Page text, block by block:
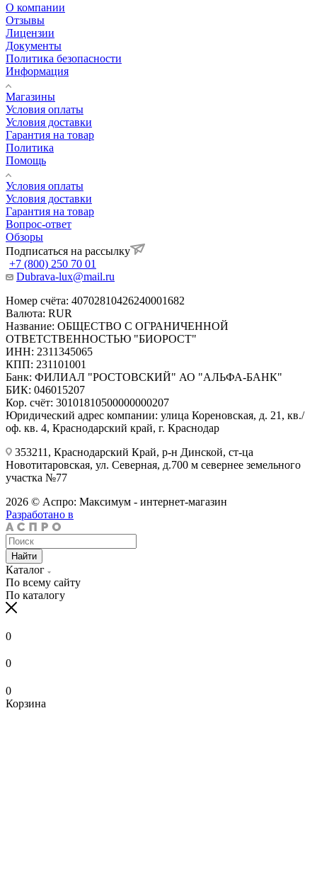
О компании
Отзывы
Лицензии
Документы
Политика безопасности
Информация
Магазины
Условия оплаты
Условия доставки
Гарантия на товар
Политика
Помощь
Условия оплаты
Условия доставки
Гарантия на товар
Вопрос-ответ
Обзоры
Подписаться на рассылку
+7 (800) 250 70 01
Dubrava-lux@mail.ru
Номер счёта: 40702810426240001682
Валюта: RUR
Название: ОБЩЕСТВО С ОГРАНИЧЕННОЙ
ОТВЕТСТВЕННОСТЬЮ "БИОРОСТ"
ИНН: 2311345065
КПП: 231101001
Банк: ФИЛИАЛ "РОСТОВСКИЙ" АО "АЛЬФА-БАНК"
БИК: 046015207
Кор. счёт: 30101810500000000207
Юридический адрес компании: улица Кореновская, д. 21, кв./
оф. кв. 4, Краснодарский край, г. Краснодар
353211, Краснодарский Край, р-н Динской, ст-ца
Новотитаровская, ул. Северная, д.700 м севернее земельного
участка №77
2026 © Аспро: Максимум - интернет-магазин
Разработано в
Найти
Каталог
По всему сайту
По каталогу
0
0
0
Корзина